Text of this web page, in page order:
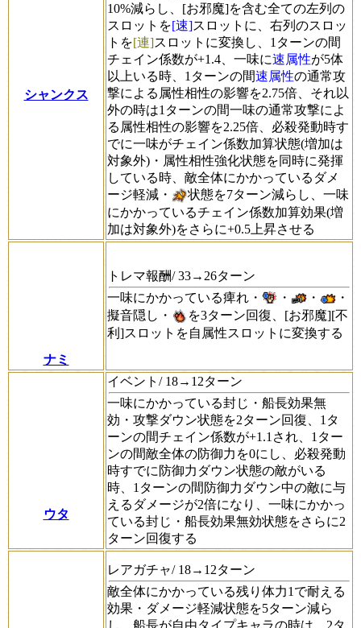
シャンクス
10%減らし、[お邪魔]を含む全ての左列の
スロットを[速]スロットに、右列のスロッ
トを[連]スロットに変換し、1ターンの間
チェイン係数が+1.4、一味に速属性が5体
以上いる時、1ターンの間速属性の通常攻
撃による属性相性の影響を2.75倍、それ以
外の時は1ターンの間一味の通常攻撃によ
る属性相性の影響を2.25倍、必殺発動時す
でに一味がチェイン係数加算状態(増加は
対象外)・属性相性強化状態を同時に発揮
している時、敵全体にかかっているダメ
ージ軽減・
状態を7ターン減らし、一味
にかかっているチェイン係数加算効果(増
加は対象外)をさらに+0.5上昇させる
ナミ
トレマ報酬/ 33→26ターン
一味にかかっている痺れ・
・ ・
・
擬音隠し・
を3ターン回復、[お邪魔][不
利]スロットを自属性スロットに変換する
ウタ
イベント/ 18→12ターン
一味にかかっている封じ・船長効果無
効・攻撃ダウン状態を2ターン回復、1タ
ーンの間チェイン係数が+1.1され、1ター
ンの間敵全体の防御力を0にし、必殺発動
時すでに防御力ダウン状態の敵がいる
時、1ターンの間防御力ダウン中の敵に与
えるダメージが2倍になり、一味にかかっ
ている封じ・船長効果無効状態をさらに2
ターン回復する
レアガチャ/ 18→12ターン
敵全体にかかっている残り体力1で耐える
効果・ダメージ軽減状態を5ターン減ら
し、船長が自由タイプキャラの時は、2タ